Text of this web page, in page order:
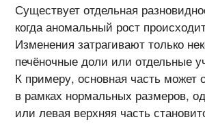
Существует отдельная
когда аномальный рост
Изменения затрагивают только
печёночные доли или отдельные
К примеру, основная часть может
в рамках нормальных размеров,
или левая верхняя часть